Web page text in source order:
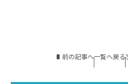
前の記事へ一覧へ戻る